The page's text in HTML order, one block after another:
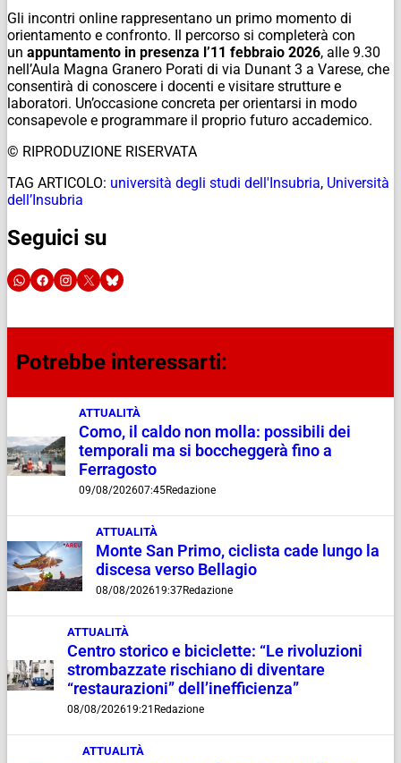
Gli incontri online rappresentano un primo momento di
orientamento e confronto. Il percorso si completerà con
un appuntamento in presenza l’11 febbraio 2026, alle 9.30
nell’Aula Magna Granero Porati di via Dunant 3 a Varese, che
consentirà di conoscere i docenti e visitare strutture e
laboratori. Un’occasione concreta per orientarsi in modo
consapevole e programmare il proprio futuro accademico.
© RIPRODUZIONE RISERVATA
TAG ARTICOLO: università degli studi dell'Insubria, Università
dell’Insubria
Seguici su
Potrebbe interessarti:
ATTUALITÀ
Como, il caldo non molla: possibili dei
temporali ma si boccheggerà fino a
Ferragosto
09/08/202607:45Redazione
ATTUALITÀ
Monte San Primo, ciclista cade lungo la
discesa verso Bellagio
08/08/202619:37Redazione
ATTUALITÀ
Centro storico e biciclette: “Le rivoluzioni
strombazzate rischiano di diventare
“restaurazioni” dell’inefficienza”
08/08/202619:21 Redazione
ATTUALITÀ